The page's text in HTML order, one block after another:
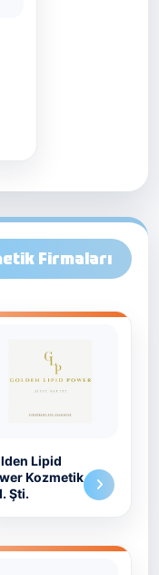
Firmaları
Lipid
Kozmetik
Şti.